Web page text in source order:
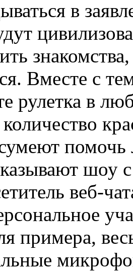
в
Вместе с
рулетка в
помочь
шоу
веб-
примера,